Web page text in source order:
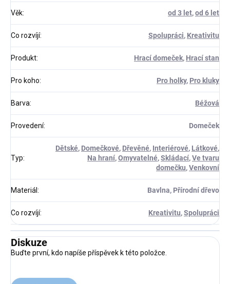
Věk: od 3 let,od 6 let
Co rozvíjí: Spolupráci, Kreativitu
Produkt: Hrací domeček, Hrací stan
Pro koho: Pro holky, Pro kluky
Barva: Béžová
Provedení: Domeček
Typ:
Dětské, Domečkové, Dřevěné, Interiérové, Látkové,
Na hraní,Omyvatelné,Skládací,Ve tvaru
domečku,Venkovní
Materiál: Bavlna, Přírodní dřevo
Co rozvíjí: Kreativitu,Spolupráci
Diskuze
Buďte první, kdo napíše příspěvek k této položce.